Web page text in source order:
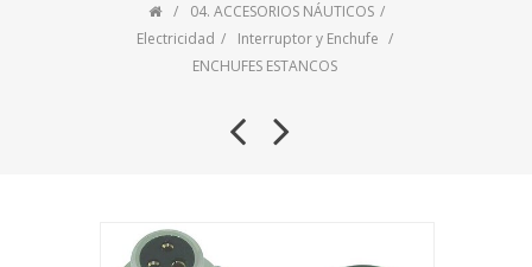
04. ACCESORIOS NÁUTICOS
Electricidad
Interruptor y Enchufe
ENCHUFES ESTANCOS